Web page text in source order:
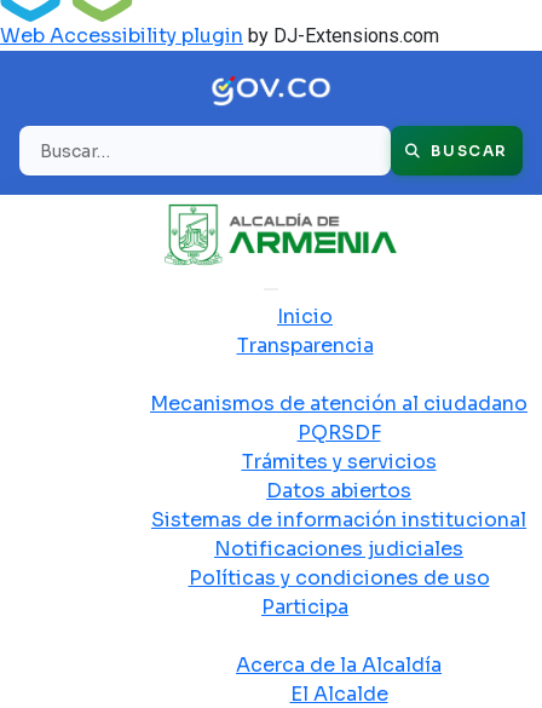
Web Accessibility plugin by DJ-Extensions.com
Buscar BUSCAR
Inicio
Transparencia
Mecanismos de atención al ciudadano
PQRSDF
Trámites y servicios
Datos abiertos
Sistemas de información institucional
Notificaciones judiciales
Políticas y condiciones de uso
Participa
Acerca de la Alcaldía
El Alcalde